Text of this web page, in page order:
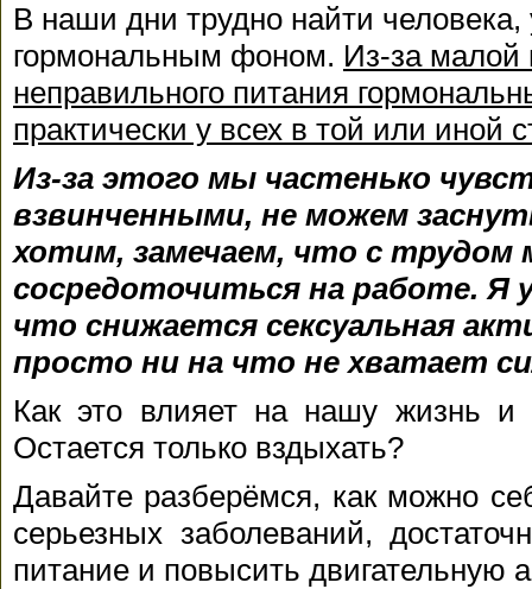
В наши дни трудно найти человека,
гормональным фоном. Из-за малой
неправильного питания
практически у всех в той или иной
Из-за этого мы частенько
взвинченными, не можем
хотим, замечаем, что с трудом
сосредоточиться на работе. Я
что снижается сексуальная
просто ни на что не хватает
Как это влияет на нашу жизнь и
Остается только вздыхать?
Давайте разберёмся, как можно
серьезных заболеваний,
питание и повысить двигательную